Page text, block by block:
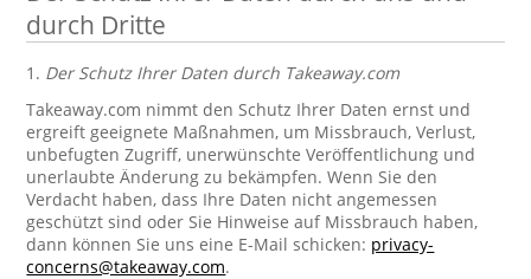
durch Dritte
1. Der Schutz Ihrer Daten durch Takeaway.com
Takeaway.com nimmt den Schutz Ihrer Daten ernst und
ergreift geeignete Maßnahmen, um Missbrauch, Verlust,
unbefugten Zugriff, unerwünschte Veröffentlichung und
unerlaubte Änderung zu bekämpfen. Wenn Sie den
Verdacht haben, dass Ihre Daten nicht angemessen
geschützt sind oder Sie Hinweise auf Missbrauch haben,
dann können Sie uns eine E-Mail schicken: privacy-
concerns@takeaway.com.